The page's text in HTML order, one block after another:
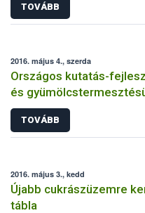
TOVÁBB
2016. május 4., szerda
Országos kutatás-
és
TOVÁBB
2016. május 3., kedd
Újabb cukrászüzemre
tábla